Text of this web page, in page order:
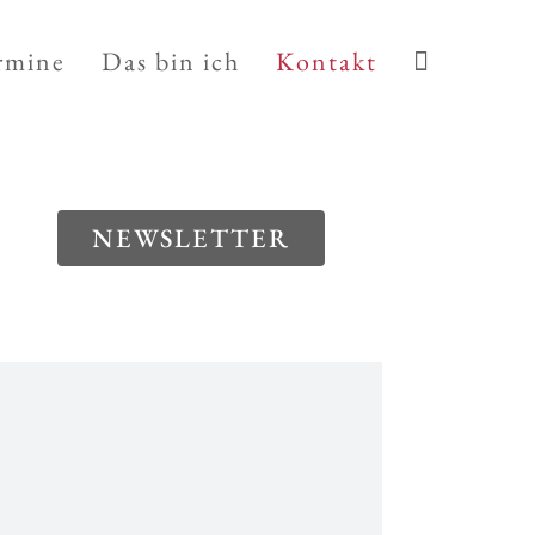
Das bin ich Kontakt
NEWSLETTER